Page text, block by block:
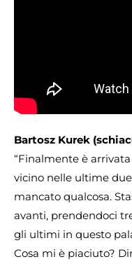
Bartosz Kurek
“Finalmente è
vicino nelle ultime
mancato qualcosa.
avanti, prendendoci
gli ultimi in questo
Cosa mi è piaciuto?